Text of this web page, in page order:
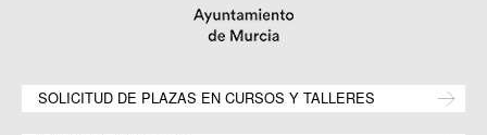
SOLICITUD DE PLAZAS EN CURSOS Y TALLERES